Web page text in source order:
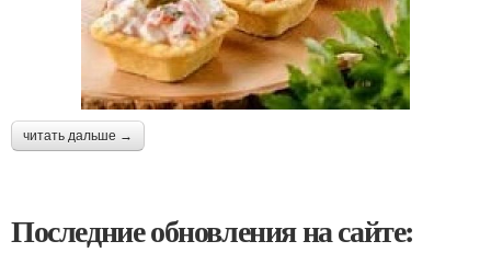
читать дальше →
Последние обновления на сайте: